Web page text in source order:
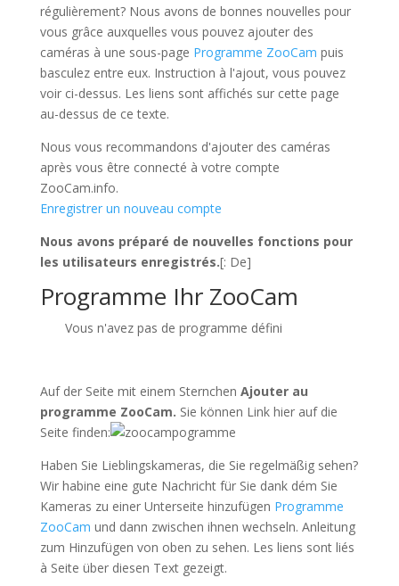
régulièrement? Nous avons de bonnes nouvelles pour
vous grâce auxquelles vous pouvez ajouter des
caméras à une sous-page Programme ZooCam puis
basculez entre eux. Instruction à l'ajout, vous pouvez
voir ci-dessus. Les liens sont affichés sur cette page
au-dessus de ce texte.
Nous vous recommandons d'ajouter des caméras
après vous être connecté à votre compte
ZooCam.info.
Enregistrer un nouveau compte
Nous avons préparé de nouvelles fonctions pour
les utilisateurs enregistrés.[: De]
Programme Ihr ZooCam
Vous n'avez pas de programme défini
Auf der Seite mit einem Sternchen Ajouter au
programme ZooCam. Sie können Link hier auf die
Seite finden:
Haben Sie Lieblingskameras, die Sie regelmäßig sehen?
Wir habine eine gute Nachricht für Sie dank dém Sie
Kameras zu einer Unterseite hinzufügen Programme
ZooCam und dann zwischen ihnen wechseln. Anleitung
zum Hinzufügen von oben zu sehen. Les liens sont liés
à Seite über diesen Text gezeigt.